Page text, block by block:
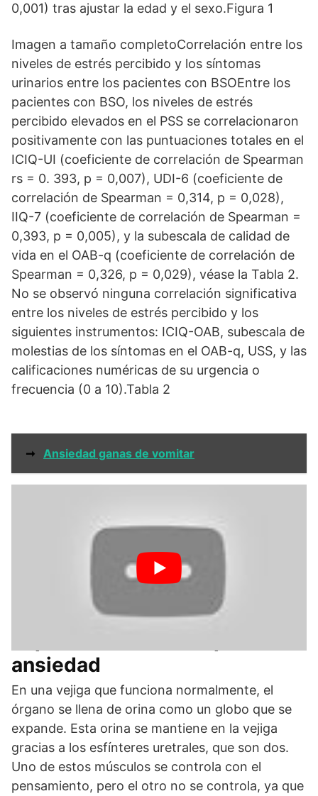
0,001) tras ajustar la edad y el sexo.Figura 1
Imagen a tamaño completoCorrelación entre los
niveles de estrés percibido y los síntomas
urinarios entre los pacientes con BSOEntre los
pacientes con BSO, los niveles de estrés
percibido elevados en el PSS se correlacionaron
positivamente con las puntuaciones totales en el
ICIQ-UI (coeficiente de correlación de Spearman
rs = 0. 393, p = 0,007), UDI-6 (coeficiente de
correlación de Spearman = 0,314, p = 0,028),
IIQ-7 (coeficiente de correlación de Spearman =
0,393, p = 0,005), y la subescala de calidad de
vida en el OAB-q (coeficiente de correlación de
Spearman = 0,326, p = 0,029), véase la Tabla 2.
No se observó ninguna correlación significativa
entre los niveles de estrés percibido y los
siguientes instrumentos: ICIQ-OAB, subescala de
molestias de los síntomas en el OAB-q, USS, y las
calificaciones numéricas de su urgencia o
frecuencia (0 a 10).Tabla 2
➞ Ansiedad ganas de vomitar
ansiedad
En una vejiga que funciona normalmente, el
órgano se llena de orina como un globo que se
expande. Esta orina se mantiene en la vejiga
gracias a los esfínteres uretrales, que son dos.
Uno de estos músculos se controla con el
pensamiento, pero el otro no se controla, ya que